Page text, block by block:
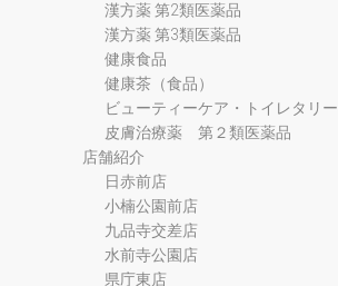
漢方薬 第2類医薬品
漢方薬 第3類医薬品
健康食品
健康茶（食品）
ビューティーケア・トイレタリー
皮膚治療薬 第２類医薬品
店舗紹介
日赤前店
小楠公園前店
九品寺交差店
水前寺公園店
県庁東店